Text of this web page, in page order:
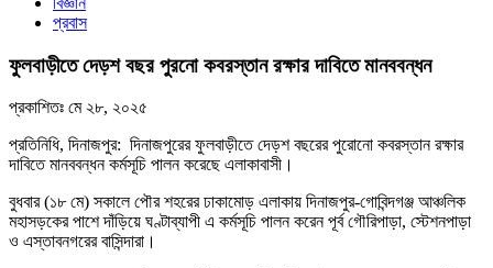
প্রবাস
ফুলবাড়ীতে দেড়শ বছর পুরনো কবরস্তান রক্ষার দাবিতে মানববন্ধন
প্রকাশিতঃ মে ২৮, ২০২৫
প্রতিনিধি, দিনাজপুর: দিনাজপুরের ফুলবাড়ীতে দেড়শ বছরের পুরোনো কবরস্তান রক্ষার
দাবিতে মানববন্ধন কর্মসূচি পালন করেছে এলাকাবাসী।
বুধবার (১৮ মে) সকালে পৌর শহরের ঢাকামোড় এলাকায় দিনাজপুর-গোবিন্দগঞ্জ আঞ্চলিক
মহাসড়কের পাশে দাঁড়িয়ে ঘণ্টাব্যাপী এ কর্মসূচি পালন করেন পূর্ব গৌরিপাড়া, স্টেশনপাড়া
ও এস্তাবনগরের বাসিন্দারা।